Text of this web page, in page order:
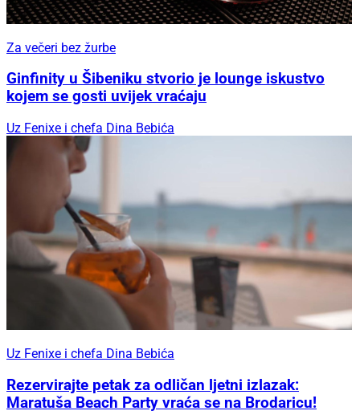
Za večeri bez žurbe
Ginfinity u Šibeniku stvorio je lounge iskustvo
kojem se gosti uvijek vraćaju
Uz Fenixe i chefa Dina Bebića
Uz Fenixe i chefa Dina Bebića
Rezervirajte petak za odličan ljetni izlazak:
Maratuša Beach Party vraća se na Brodaricu!